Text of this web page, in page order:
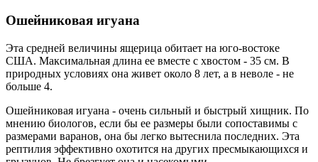
Ошейниковая игуана
Эта средней величины ящерица обитает на юго-востоке
США. Максимальная длина ее вместе с хвостом - 35 см. В
природных условиях она живет около 8 лет, а в неволе - не
больше 4.
Ошейниковая игуана - очень сильный и быстрый хищник. По
мнению биологов, если бы ее размеры были сопоставимы с
размерами варанов, она бы легко вытеснила последних. Эта
рептилия эффективно охотится на других пресмыкающихся и